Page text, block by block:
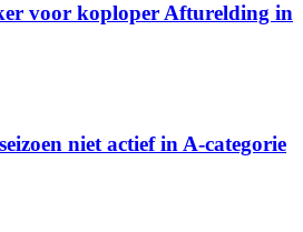
voor koploper Afturelding in
niet actief in A-categorie